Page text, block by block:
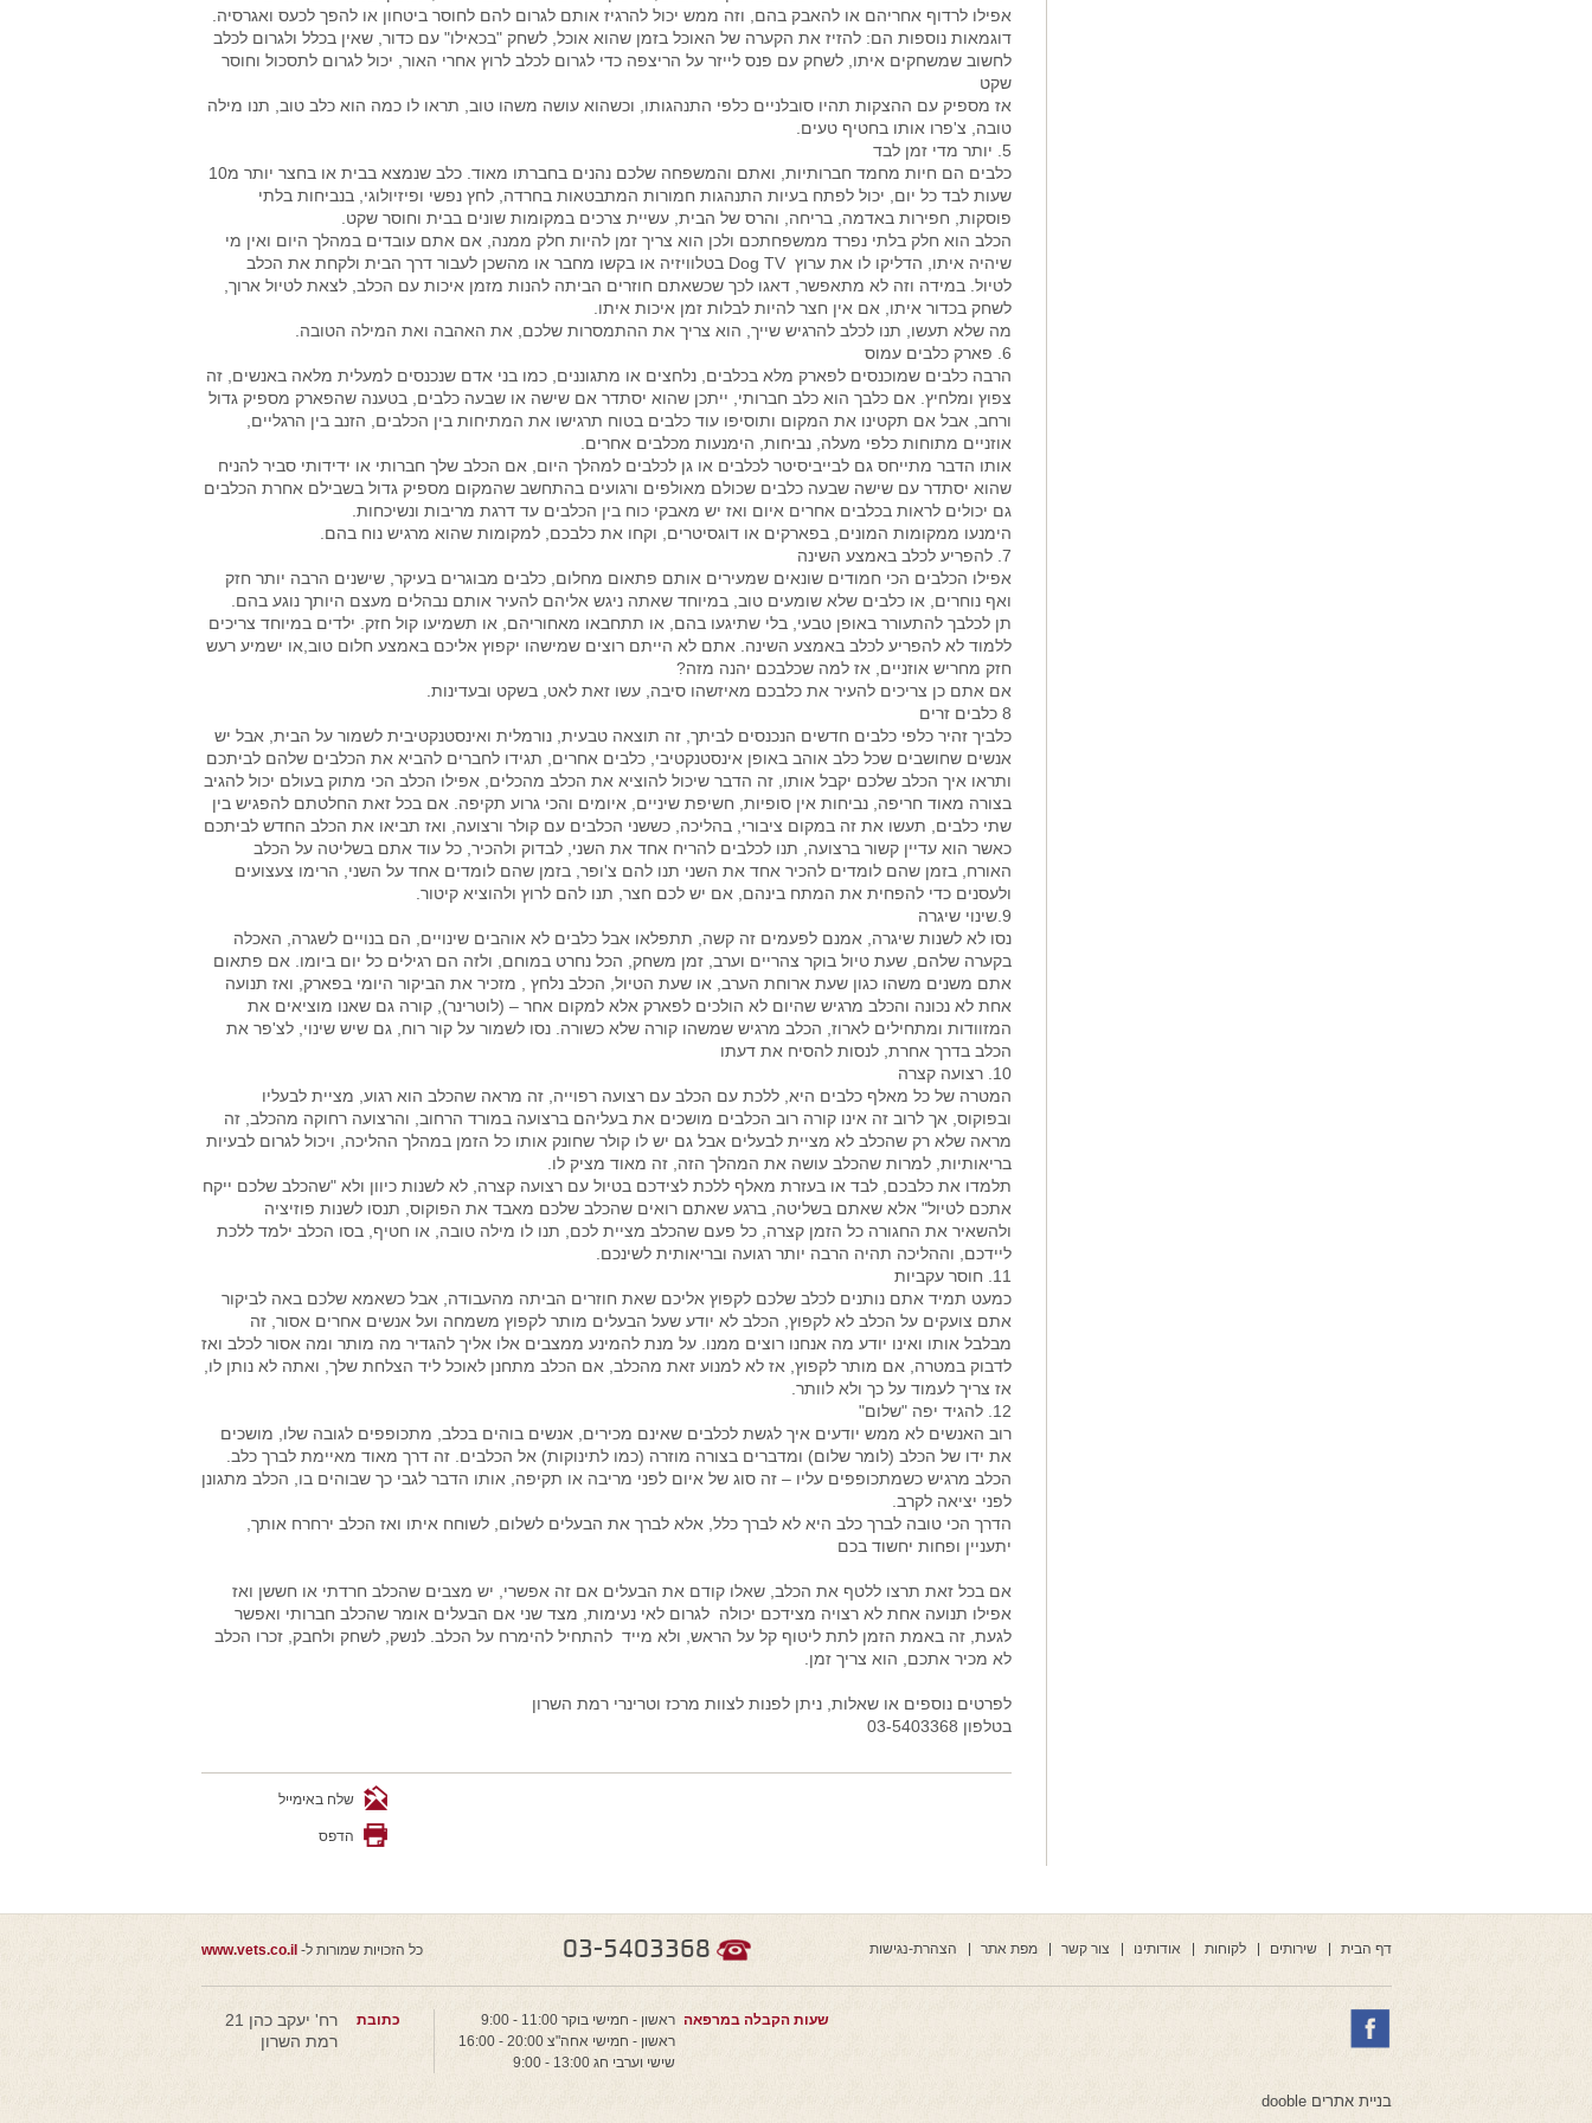
אפילו לרדוף אחריהם או להאבק בהם, וזה ממש יכול להרגיז אותם לגרום להם לחוסר ביטחון או להפך לכעס ואגרסיה.
דוגמאות נוספות הם: להזיז את הקערה של האוכל בזמן שהוא אוכל, לשחק "בכאילו" עם כדור, שאין בכלל ולגרום לכלב
לחשוב שמשחקים איתו, לשחק עם פנס לייזר על הריצפה כדי לגרום לכלב לרוץ אחרי האור, יכול לגרום לתסכול וחוסר
שקט
אז מספיק עם ההצקות תהיו סובלניים כלפי התנהגותו, וכשהוא עושה משהו טוב, תראו לו כמה הוא כלב טוב, תנו מילה
טובה, צ'פרו אותו בחטיף טעים.
5. יותר מדי זמן לבד
כלבים הם חיות מחמד חברותיות, ואתם והמשפחה שלכם נהנים בחברתו מאוד. כלב שנמצא בבית או בחצר יותר מ10
שעות לבד כל יום, יכול לפתח בעיות התנהגות חמורות המתבטאות בחרדה, לחץ נפשי ופיזיולוגי, בנביחות בלתי
פוסקות, חפירות באדמה, בריחה, והרס של הבית, עשיית צרכים במקומות שונים בבית וחוסר שקט.
הכלב הוא חלק בלתי נפרד ממשפחתכם ולכן הוא צריך זמן להיות חלק ממנה, אם אתם עובדים במהלך היום ואין מי
שיהיה איתו, הדליקו לו את ערוץ Dog TV בטלוויזיה או בקשו מחבר או מהשכן לעבור דרך הבית ולקחת את הכלב
לטיול. במידה וזה לא מתאפשר, דאגו לכך שכשאתם חוזרים הביתה להנות מזמן איכות עם הכלב, לצאת לטיול ארוך,
לשחק בכדור איתו, אם אין חצר להיות לבלות זמן איכות איתו.
מה שלא תעשו, תנו לכלב להרגיש שייך, הוא צריך את ההתמסרות שלכם, את האהבה ואת המילה הטובה.
6. פארק כלבים עמוס
הרבה כלבים שמוכנסים לפארק מלא בכלבים, נלחצים או מתגוננים, כמו בני אדם שנכנסים למעלית מלאה באנשים, זה
צפוץ ומלחיץ. אם כלבך הוא כלב חברותי, ייתכן שהוא יסתדר אם שישה או שבעה כלבים, בטענה שהפארק מספיק גדול
ורחב, אבל אם תקטינו את המקום ותוסיפו עוד כלבים בטוח תרגישו את המתיחות בין הכלבים, הזנב בין הרגליים,
אוזניים מתוחות כלפי מעלה, נביחות, הימנעות מכלבים אחרים.
אותו הדבר מתייחס גם לבייביסיטר לכלבים או גן לכלבים למהלך היום, אם הכלב שלך חברותי או ידידותי סביר להניח
שהוא יסתדר עם שישה שבעה כלבים שכולם מאולפים ורגועים בהתחשב שהמקום מספיק גדול בשבילם אחרת הכלבים
גם יכולים לראות בכלבים אחרים איום ואז יש מאבקי כוח בין הכלבים עד דרגת מריבות ונשיכחות.
הימנעו ממקומות המונים, בפארקים או דוגסיטרים, וקחו את כלבכם, למקומות שהוא מרגיש נוח בהם.
7. להפריע לכלב באמצע השינה
אפילו הכלבים הכי חמודים שונאים שמעירים אותם פתאום מחלום, כלבים מבוגרים בעיקר, שישנים הרבה יותר חזק
ואף נוחרים, או כלבים שלא שומעים טוב, במיוחד שאתה ניגש אליהם להעיר אותם נבהלים מעצם היותך נוגע בהם.
תן לכלבך להתעורר באופן טבעי, בלי שתיגעו בהם, או תתחבאו מאחוריהם, או תשמיעו קול חזק. ילדים במיוחד צריכים
ללמוד לא להפריע לכלב באמצע השינה. אתם לא הייתם רוצים שמישהו יקפוץ אליכם באמצע חלום טוב,או ישמיע רעש
חזק מחריש אוזניים, אז למה שכלבכם יהנה מזה?
אם אתם כן צריכים להעיר את כלבכם מאיזשהו סיבה, עשו זאת לאט, בשקט ובעדינות.
8 כלבים זרים
כלביך זהיר כלפי כלבים חדשים הנכנסים לביתך, זה תוצאה טבעית, נורמלית ואינסטנקטיבית לשמור על הבית, אבל יש
אנשים שחושבים שכל כלב אוהב באופן אינסטנקטיבי, כלבים אחרים, תגידו לחברים להביא את הכלבים שלהם לביתכם
ותראו איך הכלב שלכם יקבל אותו, זה הדבר שיכול להוציא את הכלב מהכלים, אפילו הכלב הכי מתוק בעולם יכול להגיב
בצורה מאוד חריפה, נביחות אין סופיות, חשיפת שיניים, איומים והכי גרוע תקיפה. אם בכל זאת החלטתם להפגיש בין
שתי כלבים, תעשו את זה במקום ציבורי, בהליכה, כששני הכלבים עם קולר ורצועה, ואז תביאו את הכלב החדש לביתכם
כאשר הוא עדיין קשור ברצועה, תנו לכלבים להריח אחד את השני, לבדוק ולהכיר, כל עוד אתם בשליטה על הכלב
האורח, בזמן שהם לומדים להכיר אחד את השני תנו להם צ'ופר, בזמן שהם לומדים אחד על השני, הרימו צעצועים
ולעסנים כדי להפחית את המתח בינהם, אם יש לכם חצר, תנו להם לרוץ ולהוציא קיטור.
9.שינוי שיגרה
נסו לא לשנות שיגרה, אמנם לפעמים זה קשה, תתפלאו אבל כלבים לא אוהבים שינויים, הם בנויים לשגרה, האכלה
בקערה שלהם, שעת טיול בוקר צהריים וערב, זמן משחק, הכל נחרט במוחם, ולזה הם רגילים כל יום ביומו. אם פתאום
אתם משנים משהו כגון שעת ארוחת הערב, או שעת הטיול, הכלב נלחץ , מזכיר את הביקור היומי בפארק, ואז תנועה
אחת לא נכונה והכלב מרגיש שהיום לא הולכים לפארק אלא למקום אחר – (לוטרינר), קורה גם שאנו מוציאים את
המזוודות ומתחילים לארוז, הכלב מרגיש שמשהו קורה שלא כשורה. נסו לשמור על קור רוח, גם שיש שינוי, לצ'פר את
הכלב בדרך אחרת, לנסות להסיח את דעתו
10. רצועה קצרה
המטרה של כל מאלף כלבים היא, ללכת עם הכלב עם רצועה רפוייה, זה מראה שהכלב הוא רגוע, מציית לבעליו
ובפוקוס, אך לרוב זה אינו קורה רוב הכלבים מושכים את בעליהם ברצועה במורד הרחוב, והרצועה רחוקה מהכלב, זה
מראה שלא רק שהכלב לא מציית לבעלים אבל גם יש לו קולר שחונק אותו כל הזמן במהלך ההליכה, ויכול לגרום לבעיות
בריאותיות, למרות שהכלב עושה את המהלך הזה, זה מאוד מציק לו.
תלמדו את כלבכם, לבד או בעזרת מאלף ללכת לצידכם בטיול עם רצועה קצרה, לא לשנות כיוון ולא "שהכלב שלכם ייקח
אתכם לטיול" אלא שאתם בשליטה, ברגע שאתם רואים שהכלב שלכם מאבד את הפוקוס, תנסו לשנות פוזיציה
ולהשאיר את החגורה כל הזמן קצרה, כל פעם שהכלב מציית לכם, תנו לו מילה טובה, או חטיף, בסו הכלב ילמד ללכת
ליידכם, וההליכה תהיה הרבה יותר רגועה ובריאותית לשינכם.
11. חוסר עקביות
כמעט תמיד אתם נותנים לכלב שלכם לקפוץ אליכם שאת חוזרים הביתה מהעבודה, אבל כשאמא שלכם באה לביקור
אתם צועקים על הכלב לא לקפוץ, הכלב לא יודע שעל הבעלים מותר לקפוץ משמחה ועל אנשים אחרים אסור, זה
מבלבל אותו ואינו יודע מה אנחנו רוצים ממנו. על מנת להמינע ממצבים אלו אליך להגדיר מה מותר ומה אסור לכלב ואז
לדבוק במטרה, אם מותר לקפוץ, אז לא למנוע זאת מהכלב, אם הכלב מתחנן לאוכל ליד הצלחת שלך, ואתה לא נותן לו,
אז צריך לעמוד על כך ולא לוותר.
12. להגיד יפה "שלום"
רוב האנשים לא ממש יודעים איך לגשת לכלבים שאינם מכירים, אנשים בוהים בכלב, מתכופפים לגובה שלו, מושכים
את ידו של הכלב (לומר שלום) ומדברים בצורה מוזרה (כמו לתינוקות) אל הכלבים. זה דרך מאוד מאיימת לברך כלב.
הכלב מרגיש כשמתכופפים עליו – זה סוג של איום לפני מריבה או תקיפה, אותו הדבר לגבי כך שבוהים בו, הכלב מתגונן
לפני יציאה לקרב.
הדרך הכי טובה לברך כלב היא לא לברך כלל, אלא לברך את הבעלים לשלום, לשוחח איתו ואז הכלב ירחרח אותך,
יתעניין ופחות יחשוד בכם
אם בכל זאת תרצו ללטף את הכלב, שאלו קודם את הבעלים אם זה אפשרי, יש מצבים שהכלב חרדתי או חששן ואז
אפילו תנועה אחת לא רצויה מצידכם יכולה לגרום לאי נעימות, מצד שני אם הבעלים אומר שהכלב חברותי ואפשר
לגעת, זה באמת הזמן לתת ליטוף קל על הראש, ולא מייד להתחיל להימרח על הכלב. לנשק, לשחק ולחבק, זכרו הכלב
לא מכיר אתכם, הוא צריך זמן.
לפרטים נוספים או שאלות, ניתן לפנות לצוות מרכז וטרינרי רמת השרון
בטלפון 03-5403368
שלח באימייל
הדפס
דף הבית שירותים לקוחות אודותינו צור קשר מפת אתר הצהרת-נגישות 03-5403368 כל הזכויות שמורות ל- www.vets.co.il
שעות הקבלה במרפאה ראשון - חמישי בוקר 11:00 - 9:00
ראשון - חמישי אחה"צ 20:00 - 16:00
שישי וערבי חג 13:00 - 9:00
כתובת
רח' יעקב כהן 21
רמת השרון
בניית אתרים dooble